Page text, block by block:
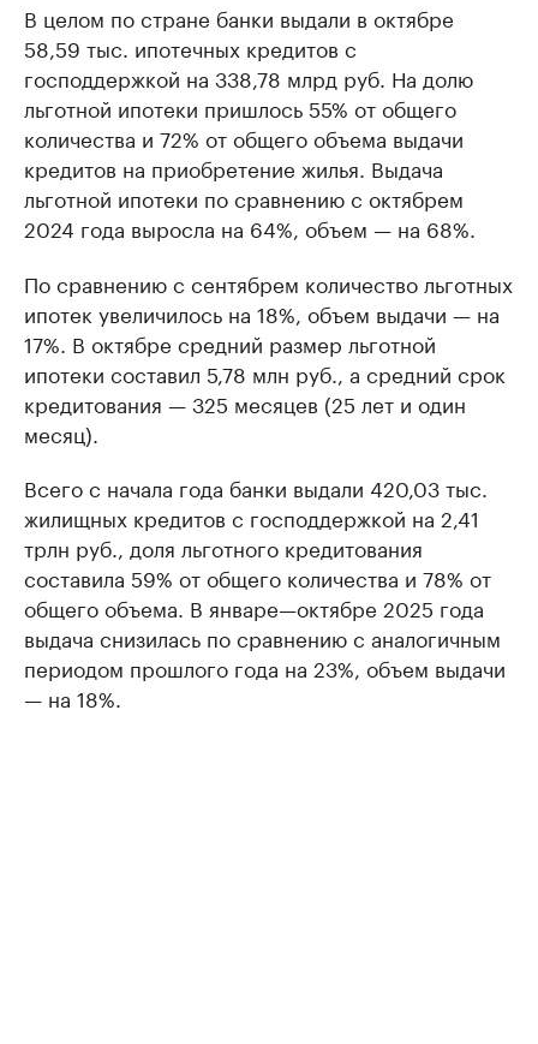
В целом по стране банки выдали в октябре
58,59 тыс. ипотечных кредитов с
господдержкой на 338,78 млрд руб. На долю
льготной ипотеки пришлось 55% от общего
количества и 72% от общего объема выдачи
кредитов на приобретение жилья. Выдача
льготной ипотеки по сравнению с октябрем
2024 года выросла на 64%, объем — на 68%.
По сравнению с сентябрем количество льготных
ипотек увеличилось на 18%, объем выдачи — на
17%. В октябре средний размер льготной
ипотеки составил 5,78 млн руб., а средний срок
кредитования — 325 месяцев (25 лет и один
месяц).
Всего с начала года банки выдали 420,03 тыс.
жилищных кредитов с господдержкой на 2,41
трлн руб., доля льготного кредитования
составила 59% от общего количества и 78% от
общего объема. В январе—октябре 2025 года
выдача снизилась по сравнению с аналогичным
периодом прошлого года на 23%, объем выдачи
— на 18%.